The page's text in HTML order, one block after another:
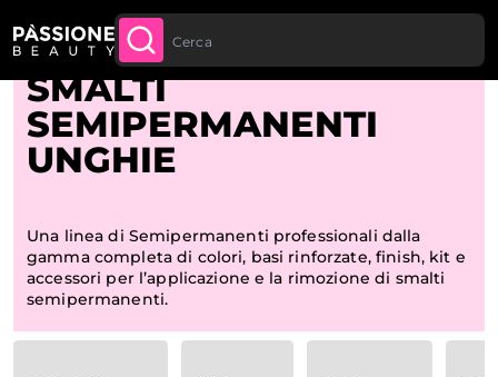
Sconto quantità: dal -5% sugli ordini a
partire da 250€
Briciole di pane
Home
SMALTI
SEMIPERMANENTI
UNGHIE
Una linea di Semipermanenti professionali dalla
gamma completa di colori, basi rinforzate, finish, kit e
accessori per l’applicazione e la rimozione di smalti
semipermanenti.
Opzioni filtro categoria